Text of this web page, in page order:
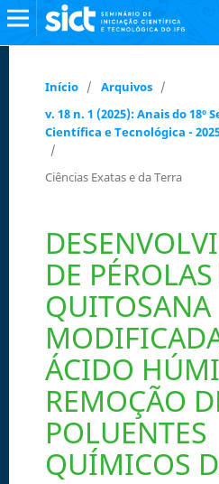
Início / Arquivos /
v. 18 n. 1 (2025): Anais do
Científica e Tecnológica -
/
Ciências Exatas e da Terra
DE
QUITOSANA
ÁCIDO
REMOÇÃO
POLUENTES
QUÍMICOS